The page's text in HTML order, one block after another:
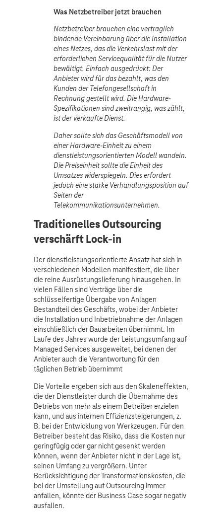
Was Netzbetreiber jetzt brauchen
Netzbetreiber brauchen eine vertraglich
bindende Vereinbarung über die Installation
eines Netzes, das die Verkehrslast mit der
erforderlichen Servicequalität für die Nutzer
bewältigt. Einfach ausgedrückt: Der
Anbieter wird für das bezahlt, was den
Kunden der Telefongesellschaft in
Rechnung gestellt wird. Die Hardware-
Spezifikationen sind zweitrangig, was zählt,
ist der verkaufte Dienst.
Daher sollte sich das Geschäftsmodell von
einer Hardware-Einheit zu einem
dienstleistungsorientierten Modell wandeln.
Die Preiseinheit sollte die Einheit des
Umsatzes widerspiegeln. Dies erfordert
jedoch eine starke Verhandlungsposition auf
Seiten der
Telekommunikationsunternehmen.
Traditionelles Outsourcing
verschärft Lock-in
Der dienstleistungsorientierte Ansatz hat sich in
verschiedenen Modellen manifestiert, die über
die reine Ausrüstungslieferung hinausgehen. In
vielen Fällen sind Verträge über die
schlüsselfertige Übergabe von Anlagen
Bestandteil des Geschäfts, wobei der Anbieter
die Installation und Inbetriebnahme der Anlagen
einschließlich der Bauarbeiten übernimmt. Im
Laufe des Jahres wurde der Leistungsumfang auf
Managed Services ausgeweitet, bei denen der
Anbieter auch die Verantwortung für den
täglichen Betrieb übernimmt
Die Vorteile ergeben sich aus den Skaleneffekten,
die der Dienstleister durch die Übernahme des
Betriebs von mehr als einem Betreiber erzielen
kann, und aus internen Effizienzsteigerungen, z.
B. bei der Entwicklung von Werkzeugen. Für den
Betreiber besteht das Risiko, dass die Kosten nur
geringfügig oder gar nicht gesenkt werden
können, wenn der Anbieter nicht in der Lage ist,
seinen Umfang zu vergrößern. Unter
Berücksichtigung der Transformationskosten, die
bei der Umstellung auf Outsourcing immer
anfallen, könnte der Business Case sogar negativ
ausfallen.